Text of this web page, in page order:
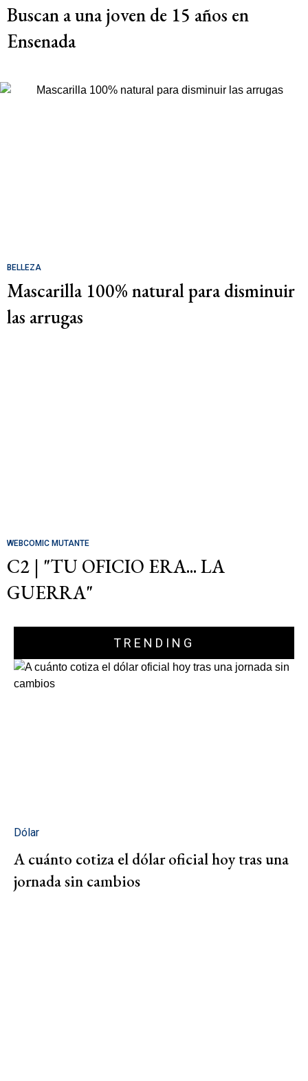
Buscan a una joven de 15 años en
Ensenada
BELLEZA
Mascarilla 100% natural para disminuir
las arrugas
WEBCOMIC MUTANTE
C2 | "TU OFICIO ERA... LA
GUERRA"
TRENDING
Dólar
A cuánto cotiza el dólar oficial hoy tras una
jornada sin cambios